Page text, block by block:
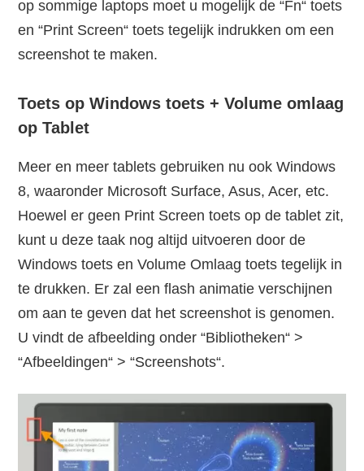
op sommige laptops moet u mogelijk de “Fn“ toets
en “Print Screen“ toets tegelijk indrukken om een
screenshot te maken.
Toets op Windows toets + Volume omlaag
op Tablet
Meer en meer tablets gebruiken nu ook Windows
8, waaronder Microsoft Surface, Asus, Acer, etc.
Hoewel er geen Print Screen toets op de tablet zit,
kunt u deze taak nog altijd uitvoeren door de
Windows toets en Volume Omlaag toets tegelijk in
te drukken. Er zal een flash animatie verschijnen
om aan te geven dat het screenshot is genomen.
U vindt de afbeelding onder “Bibliotheken“ >
“Afbeeldingen“ > “Screenshots“.